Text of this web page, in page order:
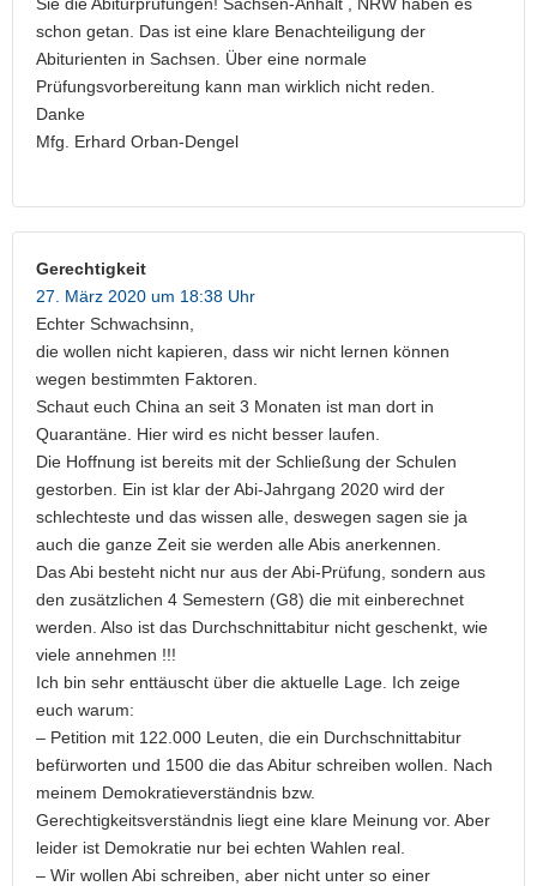
schon getan. Das ist eine klare Benachteiligung der
Abiturienten in Sachsen. Über eine normale
Prüfungsvorbereitung kann man wirklich nicht reden.
Danke
Mfg. Erhard Orban-Dengel
Gerechtigkeit
27. März 2020 um 18:38 Uhr
Echter Schwachsinn,
die wollen nicht kapieren, dass wir nicht lernen können
wegen bestimmten Faktoren.
Schaut euch China an seit 3 Monaten ist man dort in
Quarantäne. Hier wird es nicht besser laufen.
Die Hoffnung ist bereits mit der Schließung der Schulen
gestorben. Ein ist klar der Abi-Jahrgang 2020 wird der
schlechteste und das wissen alle, deswegen sagen sie ja
auch die ganze Zeit sie werden alle Abis anerkennen.
Das Abi besteht nicht nur aus der Abi-Prüfung, sondern aus
den zusätzlichen 4 Semestern (G8) die mit einberechnet
werden. Also ist das Durchschnittabitur nicht geschenkt, wie
viele annehmen !!!
Ich bin sehr enttäuscht über die aktuelle Lage. Ich zeige
euch warum:
– Petition mit 122.000 Leuten, die ein Durchschnittabitur
befürworten und 1500 die das Abitur schreiben wollen. Nach
meinem Demokratieverständnis bzw.
Gerechtigkeitsverständnis liegt eine klare Meinung vor. Aber
leider ist Demokratie nur bei echten Wahlen real.
– Wir wollen Abi schreiben, aber nicht unter so einer